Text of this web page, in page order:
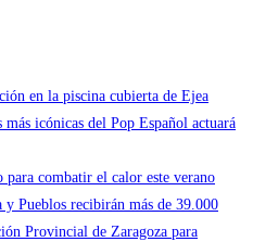
en la piscina cubierta de Ejea
más icónicas del Pop Español actuará
para combatir el calor este verano
Pueblos recibirán más de 39.000
Provincial de Zaragoza para